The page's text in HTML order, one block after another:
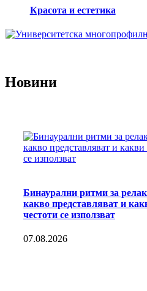
Красота и естетика
Новини
Бинаурални ритми за
какво представляват и
честоти се използват
07.08.2026